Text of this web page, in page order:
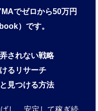
でゼロから50万円
）です。
されない戦略
るリサーチ
見つける方法
し、安定して稼ぎ続